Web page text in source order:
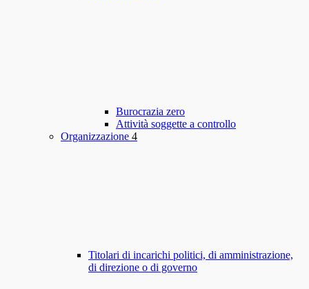
Burocrazia zero
Attività soggette a controllo
Organizzazione 4
Titolari di incarichi politici, di amministrazione,
di direzione o di governo